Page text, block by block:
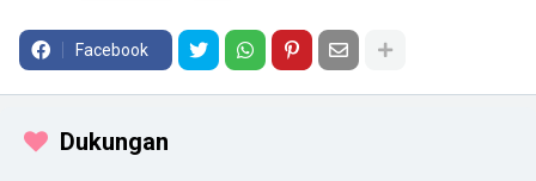
Facebook
Dukungan